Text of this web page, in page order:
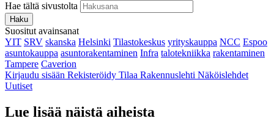
Hae tältä sivustolta
Haku
Suositut avainsanat
YIT SRV skanska Helsinki Tilastokeskus yrityskauppa NCC Espoo
asuntokauppa asuntorakentaminen Infra talotekniikka rakentaminen
Tampere Caverion
Kirjaudu sisään Rekisteröidy Tilaa Rakennuslehti Näköislehdet
Uutiset
Lue lisää näistä aiheista